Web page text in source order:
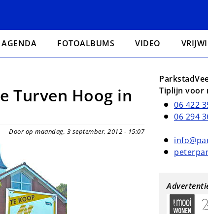
AGENDA FOTOALBUMS VIDEO
Turven Hoog in
Door op maandag, 3 september, 2012 - 15:07
Tiplijn voor
06 422
06 294